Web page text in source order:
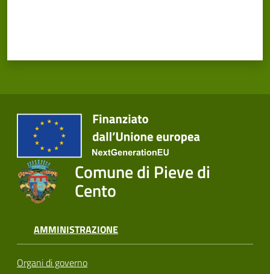
Amministrazione
argomenti...
Seguici
Comune di Pieve di
Cento
AMMINISTRAZIONE
Organi di governo